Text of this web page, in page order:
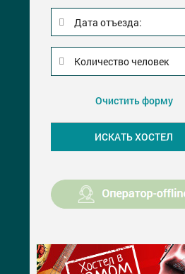
Дата отъезда:
Очистить форму